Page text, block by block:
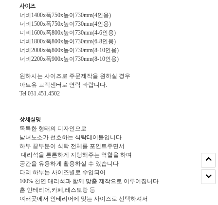
사이즈
너비1400x폭750x높이730mm(4인용)
너비1500x폭750x높이730mm(4인용)
너비1600x폭800x높이730mm(4-6인용)
너비1800x폭800x높이730mm(6-8인용)
너비2000x폭800x높이730mm(8-10인용)
너비2200x폭900x높이730mm(8-10인용)
원하시는 사이즈로 주문제작을 원하실 경우
아트유 고객센터로 연락 바랍니다.
Tel 031.451.4502
상세설명
독특한 형태의 디자인으로
남녀노소가 선호하는 식탁테이블입니다
하부 끝부분이 식탁 전체를 포인트주면서
대리석을 튼튼하게 지탱해주는 역할을 하며
공간을 유용하게 활용하실 수 있습니다
다리 하부는 사이즈별로 수입되어
100% 천연 대리석과 함께 맞춤 제작으로 이루어집니다
홈 인테리어,카페,레스토랑 등
여러곳에서 인테리어에 맞는 사이즈로 선택하셔서